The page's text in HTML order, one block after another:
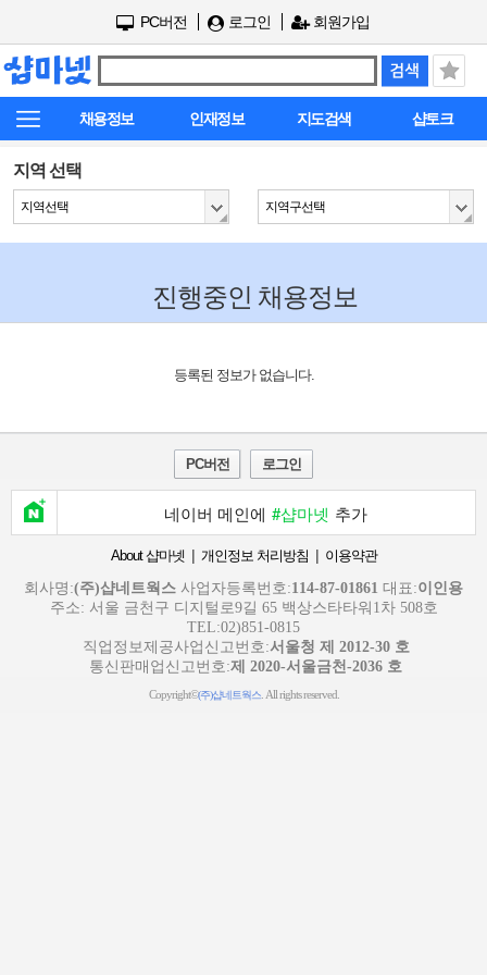
PC버전 로그인 회원가입
채용정보 인재정보 지도검색 샵토크
지역 선택
지역선택 지역구선택
진행중인 채용정보
등록된 정보가 없습니다.
PC버전 로그인
네이버 메인에 #샵마넷 추가
About 샵마넷 | 개인정보 처리방침 | 이용약관
회사명:(주)샵네트웍스 사업자등록번호:114-87-01861 대표:이인용
주소: 서울 금천구 디지털로9길 65 백상스타타워1차 508호
TEL:02)851-0815
직업정보제공사업신고번호:서울청 제 2012-30 호
통신판매업신고번호:제 2020-서울금천-2036 호
Copyright©(주)샵네트웍스. All rights reserved.